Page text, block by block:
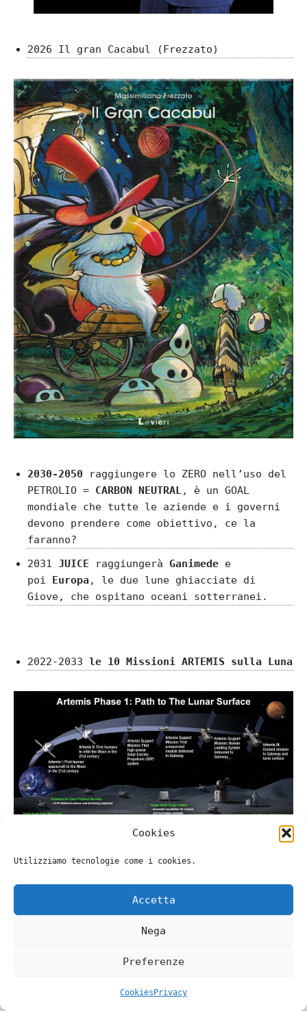
Cookies
Utilizziamo tecnologie come i cookies.
Accetta
Nega
Preferenze
Cookies Privacy
2026 Il gran Cacabul (Frezzato)
2030-2050 raggiungere lo ZERO nell’uso del
PETROLIO = CARBON NEUTRAL, è un GOAL
mondiale che tutte le aziende e i governi
devono prendere come obiettivo, ce la
faranno?
2031 JUICE raggiungerà Ganimede e
poi Europa, le due lune ghiacciate di
Giove, che ospitano oceani sotterranei.
2022-2033 le 10 Missioni ARTEMIS sulla Luna
marketing e abilitare questo